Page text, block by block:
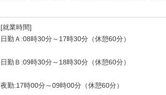
[就業時間]
日勤Ａ:08時30分～17時30分（休憩60分）
日勤Ｂ:09時30分～18時30分（休憩60分）
夜勤:17時00分～09時00分（休憩60分）